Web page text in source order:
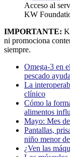
Acceso al
KW
IMPORTANTE:
ni promociona
siempre.
Omega-3 en
pescado
La
clínico
Cómo la
alimentos
Mayo: Mes
Pantallas,
niño menor
¿Ven las